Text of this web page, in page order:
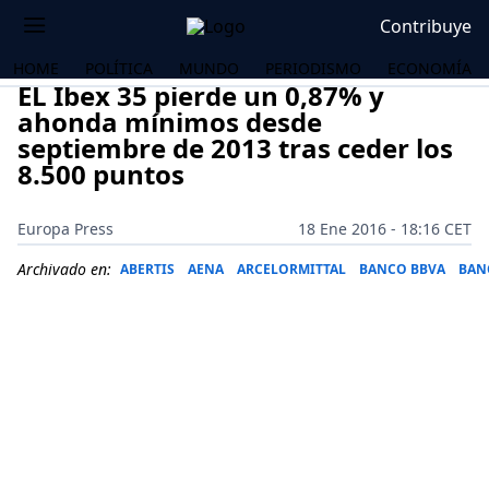
Contribuye
HOME POLÍTICA MUNDO PERIODISMO ECONOMÍA
EL Ibex 35 pierde un 0,87% y
ahonda mínimos desde
septiembre de 2013 tras ceder los
8.500 puntos
Europa Press
18 Ene 2016 - 18:16 CET
Archivado en: ABERTIS AENA ARCELORMITTAL BANCO BBVA